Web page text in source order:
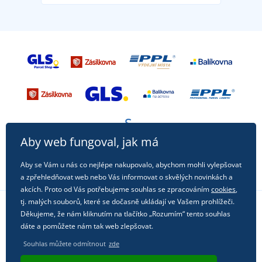
Sledujte nás na sociálních sítích
Aby web fungoval, jak má
Aby se Vám u nás co nejlépe nakupovalo, abychom mohli vylepšovat
a zpřehledňovat web nebo Vás informovat o skvělých novinkách a
akcích. Proto od Vás potřebujeme souhlas se zpracovánímcookies,
tj. malých souborů, které se dočasně ukládají ve Vašem prohlížeči.
Děkujeme, že nám kliknutím na tlačítko „Rozumím“ tento souhlas
dáte a pomůžete nám tak web zlepšovat.
Souhlas můžete odmítnout zde